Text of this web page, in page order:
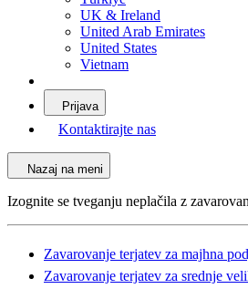
UK & Ireland
United Arab Emirates
United States
Vietnam
Prijava
Kontaktirajte nas
Nazaj na meni
Izognite se tveganju neplačila z
Zavarovanje terjatev za majhna
Zavarovanje terjatev za srednje